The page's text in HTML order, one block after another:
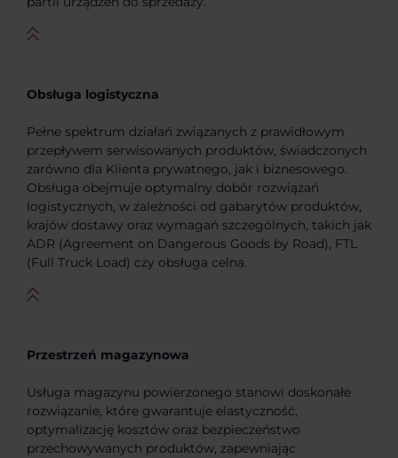
Obsługa logistyczna
Pełne spektrum działań związanych z prawidłowym
przepływem serwisowanych produktów, świadczonych
zarówno dla Klienta prywatnego, jak i biznesowego.
Obsługa obejmuje optymalny dobór rozwiązań
logistycznych, w zależności od gabarytów produktów,
krajów dostawy oraz wymagań szczególnych, takich jak
ADR (Agreement on Dangerous Goods by Road), FTL
(Full Truck Load) czy obsługa celna.
Przestrzeń magazynowa
Usługa magazynu powierzonego stanowi doskonałe
rozwiązanie, które gwarantuje elastyczność,
optymalizację kosztów oraz bezpieczeństwo
przechowywanych produktów, zapewniając